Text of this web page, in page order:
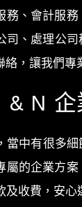
務、會計服
司、處理公
絡，讓我們
& N
當中有很多
屬的企業方
及收費，安